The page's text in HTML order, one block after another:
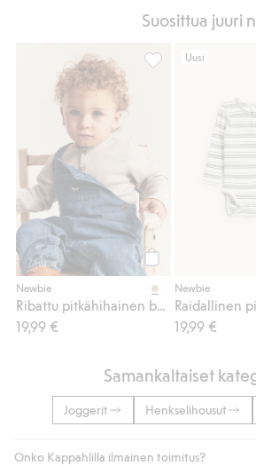
Suosittua juuri
Osta
Newbie
19,99 €
Ribattu
Uusi
Newbie
19,99 €
Samankaltaiset
Joggerit Henkselihousut
Onko Kappahlilla ilmainen toimitus?